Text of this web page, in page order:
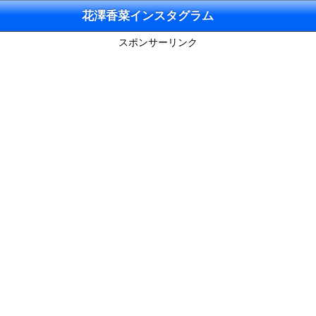
花澤香菜インスタグラム
スポンサーリンク